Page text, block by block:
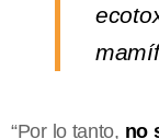
“Por lo tanto, no